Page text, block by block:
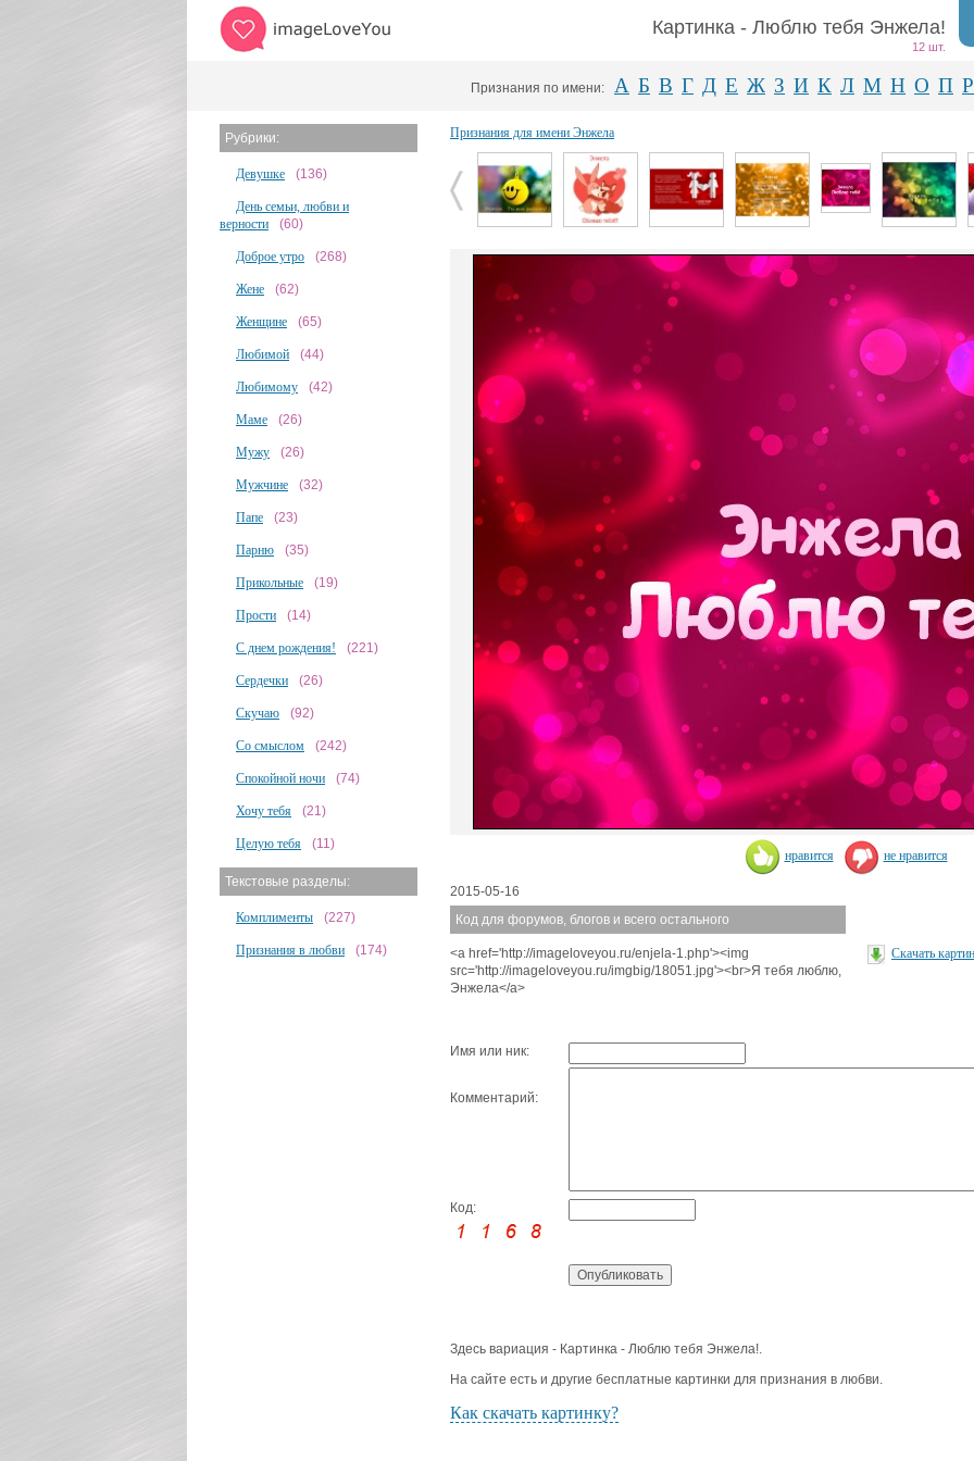
Картинка - Люблю тебя Энжела!
12 шт.
Признания по имени: А Б В Г Д Е Ж З И К Л М Н О П Р
Рубрики:
Девушке (136)
День семьи, любви и
верности
(60)
Доброе утро (268)
Жене (62)
Женщине (65)
Любимой (44)
Любимому (42)
Маме (26)
Мужу (26)
Мужчине (32)
Папе (23)
Парню (35)
Прикольные (19)
Прости (14)
С днем рождения! (221)
Сердечки (26)
Скучаю (92)
Со смыслом (242)
Спокойной ночи (74)
Хочу тебя (21)
Целую тебя (11)
Текстовые разделы:
Комплименты (227)
Признания в любви (174)
Признания для имени Энжела
нравится не нравится
2015-05-16
Код для форумов, блогов и всего остального
<a href='http://imageloveyou.ru/enjela-1.php'><img
src='http://imageloveyou.ru/imgbig/18051.jpg'><br>Я тебя люблю,
Энжела</a>
Скачать
Имя или ник:
Комментарий:
Код:
Здесь вариация - Картинка - Люблю тебя Энжела!.
На сайте есть и другие бесплатные картинки для признания в любви.
Как скачать картинку?